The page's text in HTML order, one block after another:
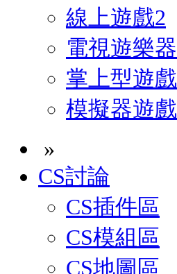
線上遊戲2
電視遊樂器
掌上型遊戲
模擬器遊戲
»
CS討論
CS插件區
CS模組區
CS地圖區